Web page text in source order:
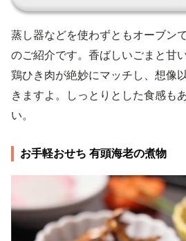
蒸し器などを使わずともオーブン
のご紹介です。香ばしいごまと甘
鶏ひき肉が絶妙にマッチし、想像
きますよ。しっとりとした食感も
い。
お手軽おせち 有頭海老の煮物